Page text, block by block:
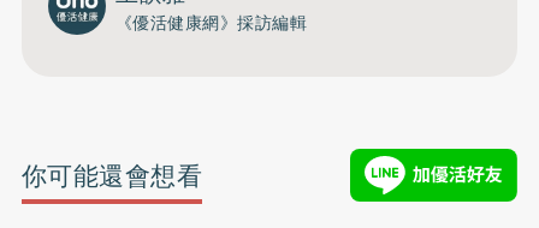
《優活健康網》採訪編輯
你可能還會想看